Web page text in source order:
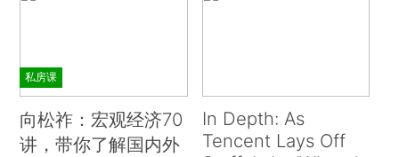
私房课
向松祚：宏观经济70
讲，带你了解国内外
In Depth: As
Tencent Lays Off